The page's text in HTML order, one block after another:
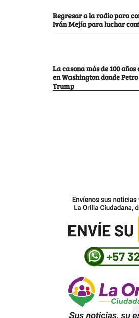
Regresar a la radio para
Iván Mejía para luchar
La casona más de 100
en Washington donde
Trump